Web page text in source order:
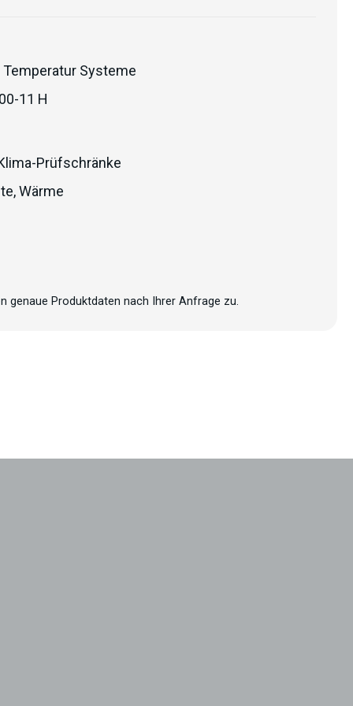
Temperatur Systeme
11 H
Prüfschränke
,Wärme
genaue Produktdaten nach Ihrer Anfrage zu.